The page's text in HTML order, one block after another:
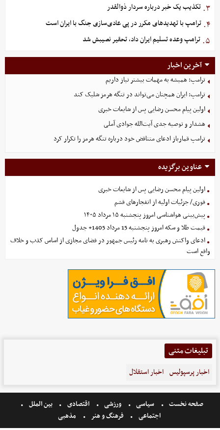
۳. تکذیب یک خبر درباره سردار ذوالقدر
۴. ترامپ با تهدیدهای مکرر در پی عادی‌سازی جنگ با ایران است
۵. ترامپ وعده تسلیم ایران داد، تحقیر نصیبش شد
آخرین اخبار
ترامپ: همیشه به مهمات بیشتر نیاز داریم
ترامپ: ایران همچنان می‌تواند در تنگه هرمز شلیک کند
اولین پیام محسن رضایی پس از شایعات خبری
هشدار و توصیه جدی آیت‌الله جوادی آملی
ترامپ قمارباز ادعای متناقض خود درباره تنگه هرمز را تکرار کرد
عناوین برگزیده
اولین پیام محسن رضایی پس از شایعات خبری
فوری/ جزئیات اولیه از انفجارهای قشم
پیش‌بینی هواشناسی امروز پنجشنبه ۱۵ مرداد ۱۴۰۵
قیمت طلا و سکه امروز پنجشنبه 15 مرداد 1405+ جدول
ادعای واکنش رهبری به نامه رئیس جمهور در فضای مجازی از اساس کذب و خلاف
واقع است
تبلیغات متنی
اخبار پرسپولیس اخبار استقلال
صفحه نخست سیاسی ورزشی اقتصادی
بین الملل
اجتماعی
فرهنگ و هنر مذهبی